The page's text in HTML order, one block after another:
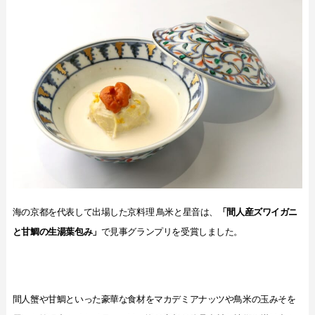
海の京都を代表して出場した京料理 鳥米と星音は、
「間人産ズワイガニ
と甘鯛の生湯葉包み」 で見事グランプリを受賞しました。
間人蟹や甘鯛といった豪華な食材をマカデミアナッツや鳥米の玉みそを